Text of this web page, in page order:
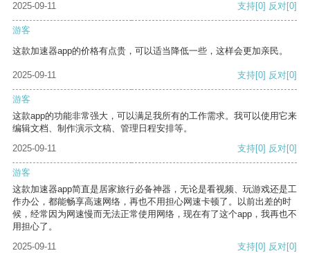
2025-09-11 支持[0] 反对[0]
游客
这款加速器app的价格有点贵，可以适当降低一些，这样会更加亲民。
2025-09-11 支持[0] 反对[0]
游客
这款app的功能非常强大，可以满足我所有的工作需求。我可以使用它来
编辑文档、制作演示文稿、管理日程安排等。
2025-09-11
支持[0] 反对[0]
游客
这款加速器app简直是居家旅行必备神器，无论是看视频、玩游戏还是工
作办公，都能畅享高速网络，再也不用担心网速卡顿了。以前出差的时
候，经常因为网速慢而无法正常使用网络，现在有了这个app，我再也不
用担心了。
2025-09-11
支持[0] 反对[0]